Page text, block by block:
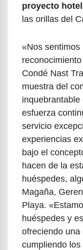
proyecto
las orillas del
«Nos sentimos
Condé Nast
muestra del
esfuerza
servicio
experiencias
bajo el
hacen de la
huéspedes,
Magaña,
Playa.
huéspedes y
ofreciendo una
cumpliendo